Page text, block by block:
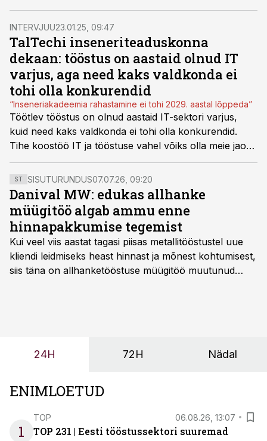
tulevikule.
INTERVJUU23.01.25, 09:47
TalTechi inseneriteaduskonna
dekaan: tööstus on aastaid olnud IT
varjus, aga need kaks valdkonda ei
tohi olla konkurendid
“Inseneriakadeemia rahastamine ei tohi 2029. aastal lõppeda”
Töötlev tööstus on olnud aastaid IT-sektori varjus,
kuid need kaks valdkonda ei tohi olla konkurendid.
Tihe koostöö IT ja tööstuse vahel võiks olla meie jaoks
“pööre”, usub Tallinna Tehnikaülikooli
inseneriteaduskonna dekaan Fjodor Sergejev.
ST SISUTURUNDUS07.07.26, 09:20
Danival MW: edukas allhanke
müügitöö algab ammu enne
hinnapakkumise tegemist
Kui veel viis aastat tagasi piisas metallitööstustel uue
kliendi leidmiseks heast hinnast ja mõnest kohtumisest,
siis täna on allhanketööstuse müügitöö muutunud
24H 72H Nädal
ENIMLOETUD
1
TOP 06.08.26, 13:07
TOP 231 | Eesti tööstussektori suuremad